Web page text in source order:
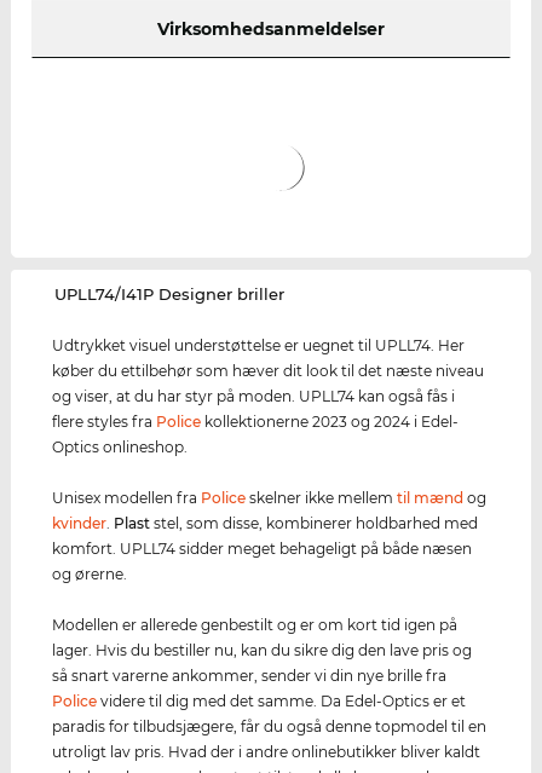
Virksomhedsanmeldelser
‌UPLL74/I41P Designer briller
Udtrykket visuel understøttelse er uegnet til UPLL74. Her
køber du ettilbehør som hæver dit look til det næste niveau
og viser, at du har styr på moden. UPLL74 kan også fås i
flere styles fra Police kollektionerne 2023 og 2024 i Edel-
Optics onlineshop.
Unisex modellen fra Police skelner ikke mellemtil mænd og
kvinder. Plast stel, som disse, kombinerer holdbarhed med
komfort. UPLL74 sidder meget behageligt på både næsen
og ørerne.
Modellen er allerede genbestilt og er om kort tid igen på
lager. Hvis du bestiller nu, kan du sikre dig den lave pris og
så snart varerne ankommer, sender vi din nye brille fra
Police videre til dig med det samme. Da Edel-Optics er et
paradis for tilbudsjægere, får du også denne topmodel til en
utroligt lav pris. Hvad der i andre onlinebutikker bliver kaldt